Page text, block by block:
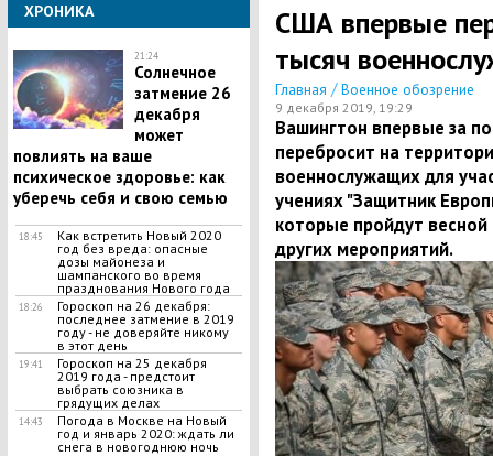
ХРОНИКА
21:24
Солнечное
затмение 26
декабря
может
повлиять на ваше
психическое здоровье: как
уберечь себя и свою семью
18:45
Как встретить Новый 2020
год без вреда: опасные
дозы майонеза и
шампанского во время
празднования Нового года
18:26
Гороскоп на 26 декабря:
последнее затмение в 2019
году - не доверяйте никому
в этот день
19:41
Гороскоп на 25 декабря
2019 года - предстоит
выбрать союзника в
грядущих делах
14:43
Погода в Москве на Новый
год и январь 2020: ждать ли
снега в новогоднюю ночь
​США впервые
тысяч
Главная / Военное обозрение
9 декабря 2019, 19:29
Вашингтон впервые за
перебросит на
военнослужащих для
учениях "Защитник
которые пройдут
других мероприятий.